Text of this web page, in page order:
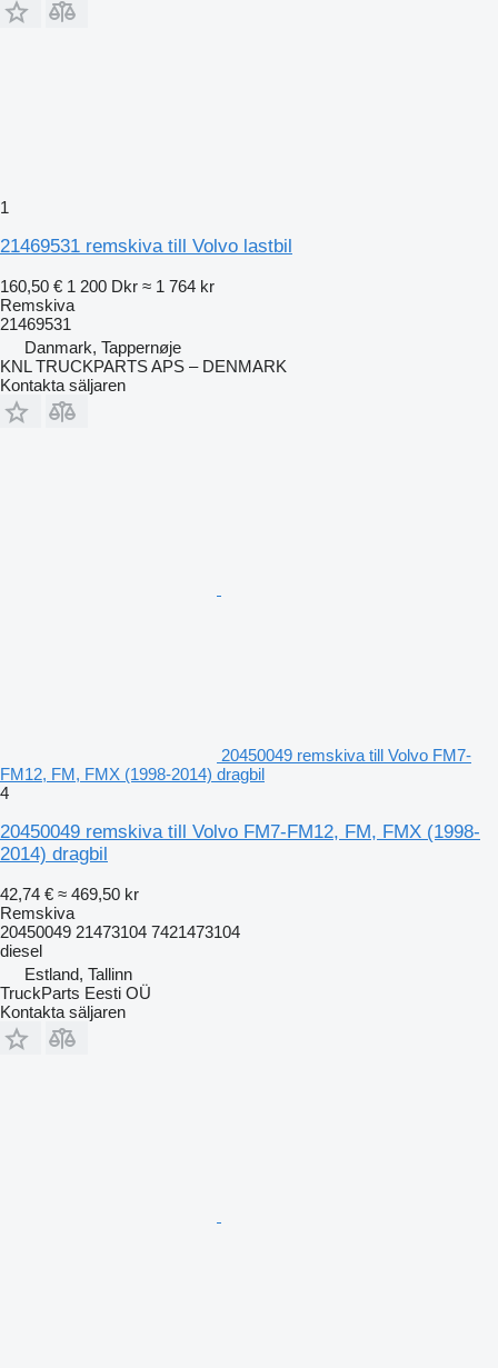
1
21469531 remskiva till Volvo lastbil
160,50 € 1 200 Dkr ≈ 1 764 kr
Remskiva
21469531
Danmark, Tappernøje
KNL TRUCKPARTS APS – DENMARK
Kontakta säljaren
20450049 remskiva till Volvo FM7-
FM12, FM, FMX (1998-2014) dragbil
4
20450049 remskiva till Volvo FM7-FM12, FM, FMX (1998-
2014) dragbil
42,74 € ≈ 469,50 kr
Remskiva
20450049 21473104 7421473104
diesel
Estland, Tallinn
TruckParts Eesti OÜ
Kontakta säljaren